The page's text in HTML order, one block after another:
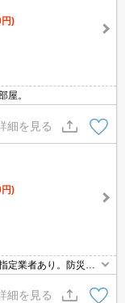
円)
屋。
細を見る
円)
定業者あり。防災セ
（賃料総額に対し、
細を見る